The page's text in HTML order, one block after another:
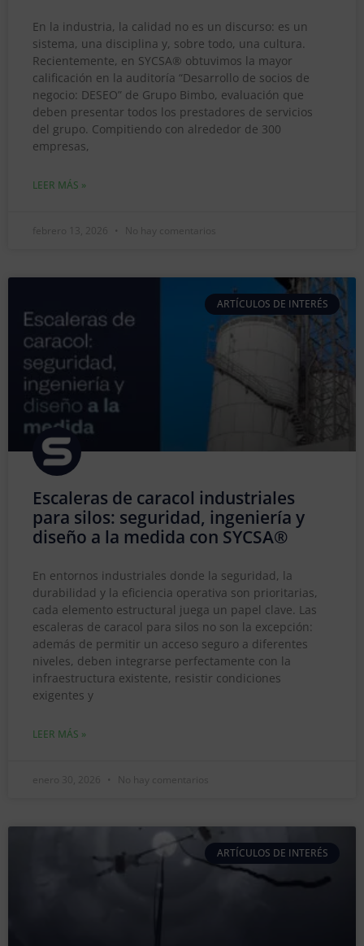
En la industria, la calidad no es un discurso: es un
sistema, una disciplina y, sobre todo, una cultura.
Recientemente, en SYCSA® obtuvimos la mayor
calificación en la auditoría “Desarrollo de socios de
negocio: DESEO” de Grupo Bimbo, evaluación que
deben presentar todos los prestadores de servicios
del grupo. Compitiendo con alrededor de 300
empresas,
LEER MÁS »
febrero 13, 2026 No hay comentarios
ARTÍCULOS DE INTERÉS
Escaleras de caracol industriales
para silos: seguridad, ingeniería y
diseño a la medida con SYCSA®
En entornos industriales donde la seguridad, la
durabilidad y la eficiencia operativa son prioritarias,
cada elemento estructural juega un papel clave. Las
escaleras de caracol para silos no son la excepción:
además de permitir un acceso seguro a diferentes
niveles, deben integrarse perfectamente con la
infraestructura existente, resistir condiciones
exigentes y
LEER MÁS »
enero 30, 2026 No hay comentarios
ARTÍCULOS DE INTERÉS